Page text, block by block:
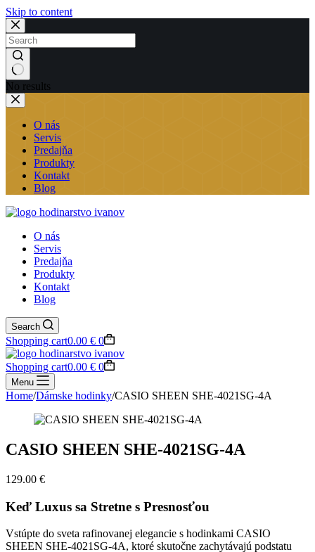
Skip to content
No results
O nás
Servis
Predajňa
Produkty
Kontakt
Blog
O nás
Servis
Predajňa
Produkty
Kontakt
Blog
Search
Shopping cart0.00 € 0
Shopping cart0.00 € 0
Menu
Home/Dámske hodinky/CASIO SHEEN SHE-4021SG-4A
CASIO SHEEN SHE-4021SG-4A
129.00 €
Keď Luxus sa Stretne s Presnosťou
Vstúpte do sveta rafinovanej elegancie s hodinkami CASIO
SHEEN SHE-4021SG-4A, ktoré skutočne zachytávajú podstatu